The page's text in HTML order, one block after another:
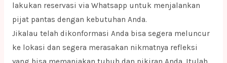
lakukan reservasi via Whatsapp untuk menjalankan
pijat pantas dengan kebutuhan Anda.
Jikalau telah dikonformasi Anda bisa segera meluncur
ke lokasi dan segera merasakan nikmatnya refleksi